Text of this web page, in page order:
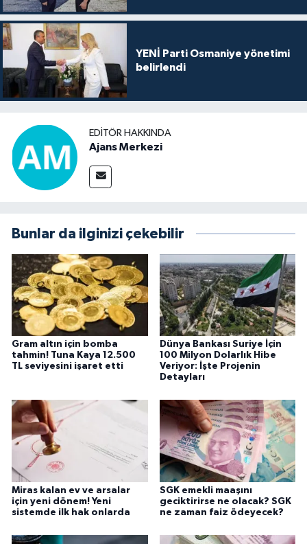
YENİ Parti Osmaniye yönetimi
belirlendi
EDITÖR HAKKINDA
Ajans Merkezi
Bunlar da ilginizi çekebilir
Gram altın için bomba
tahmin! Tuna Kaya 12.500
TL seviyesini işaret etti
Dünya Bankası Suriye İçin
100 Milyon Dolarlık Hibe
Veriyor: İşte Projenin
Detayları
Miras kalan ev ve arsalar
için yeni dönem! Yeni
sistemde ilk hak onlarda
SGK emekli maaşını
geciktirirse ne olacak? SGK
ne zaman faiz ödeyecek?